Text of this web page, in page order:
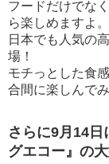
フードだけでな
ら楽しめますよ。
日本でも人気の
場！
モチっとした食
合間に楽しんで
さらに9月14日
グエコー』の